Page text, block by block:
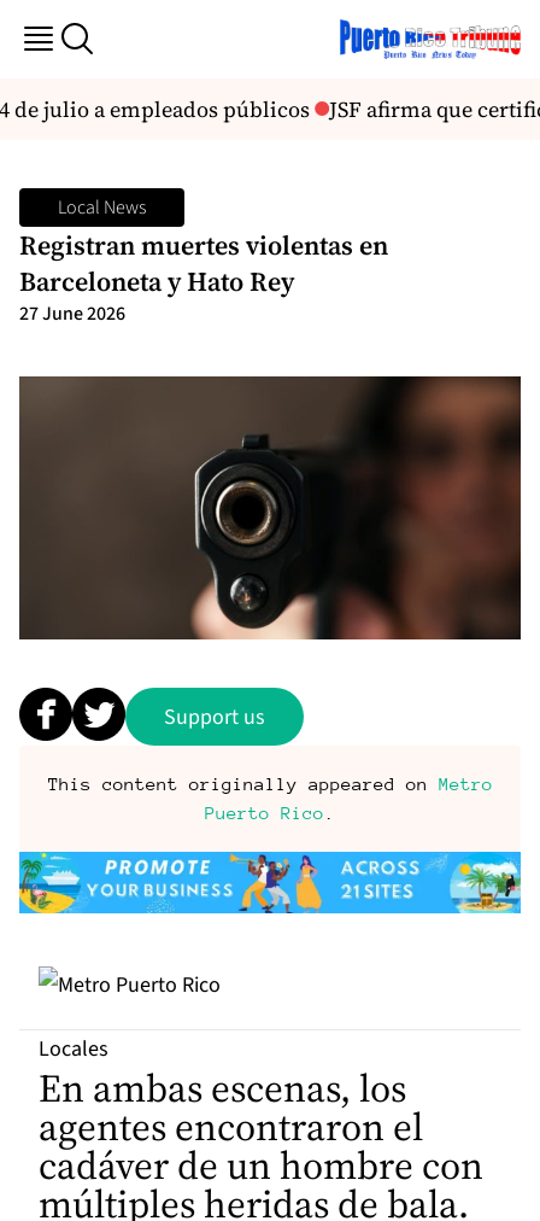
de julio a empleados públicos JSF afirma que
Local News
Registran muertes violentas en
Barceloneta y Hato Rey
27 June 2026
Support us
This content originally appeared on Metro
Puerto Rico
Locales
En ambas escenas, los
agentes encontraron el
cadáver de un hombre con
múltiples heridas de bala.